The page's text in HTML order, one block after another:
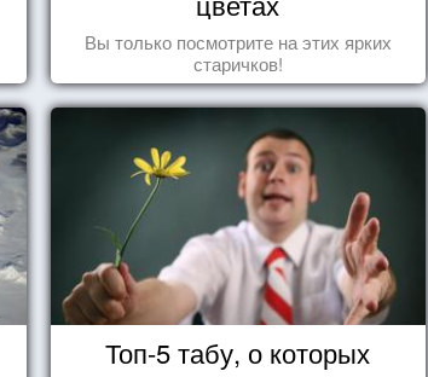
Вы только посмотрите на этих ярких
старичков!
Топ-5 табу, о которых